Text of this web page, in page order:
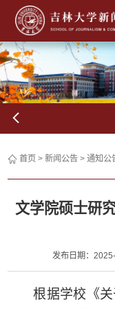
首页 >新闻公告 >通知公
文学院硕士研
发布日期：
根据学校《